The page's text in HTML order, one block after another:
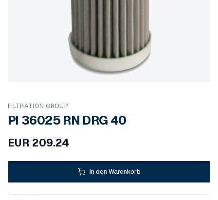
FILTRATION GROUP
PI 36025 RN DRG 40
EUR 209.24
In den Warenkorb